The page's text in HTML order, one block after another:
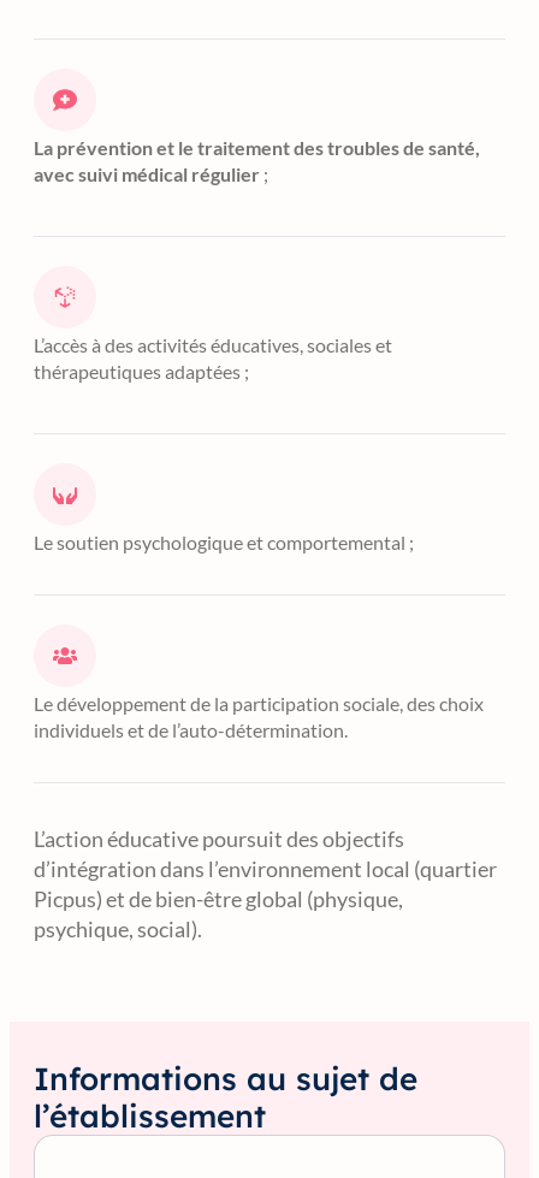
La prévention et le traitement des troubles de santé,
avec suivi médical régulier ;
L’accès à des activités éducatives, sociales et
thérapeutiques adaptées ;
Le soutien psychologique et comportemental ;
Le développement de la participation sociale, des choix
individuels et de l’auto-détermination.
L’action éducative poursuit des objectifs
d’intégration dans l’environnement local (quartier
Picpus) et de bien-être global (physique,
psychique, social).
Informations au sujet de
l’établissement